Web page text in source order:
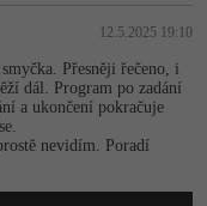
12.5.2025 19:10
Přesněji řečeno, i
dál. Program po zadání
a ukončení pokračuje
nevidím. Poradí